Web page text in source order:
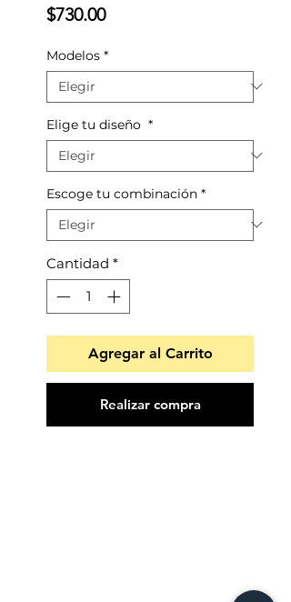
$730.00Precio
Modelos *
Elige tu diseño *
Escoge tu combinación *
Cantidad *
Agregar al Carrito
Realizar compra